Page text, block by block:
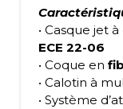
• Casque jet
ECE 22-06
• Coque en
• Calotin à
• Système